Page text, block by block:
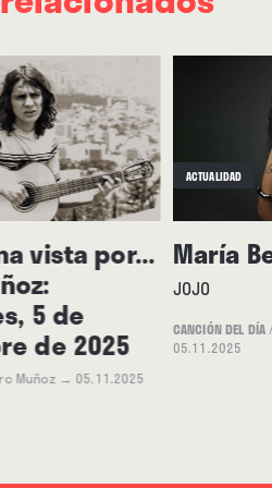
vista por...
5 de
de 2025
Muñoz → 05.11.2025
ACTUALIDAD
María
JOJO
CANCIÓN DEL DÍA
05.11.2025